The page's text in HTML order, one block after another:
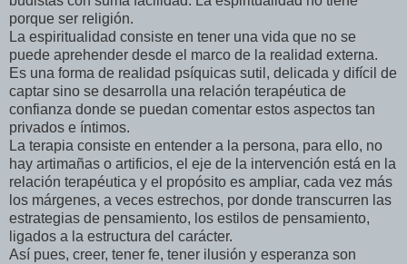
porque ser religión.
La espiritualidad consiste en tener una vida que no se
puede aprehender desde el marco de la realidad externa.
Es una forma de realidad psíquicas sutil, delicada y difícil de
captar sino se desarrolla una relación terapéutica de
confianza donde se puedan comentar estos aspectos tan
privados e íntimos.
La terapia consiste en entender a la persona, para ello, no
hay artimañas o artificios, el eje de la intervención está en la
relación terapéutica y el propósito es ampliar, cada vez más
los márgenes, a veces estrechos, por donde transcurren las
estrategias de pensamiento, los estilos de pensamiento,
ligados a la estructura del carácter.
Así pues, creer, tener fe, tener ilusión y esperanza son